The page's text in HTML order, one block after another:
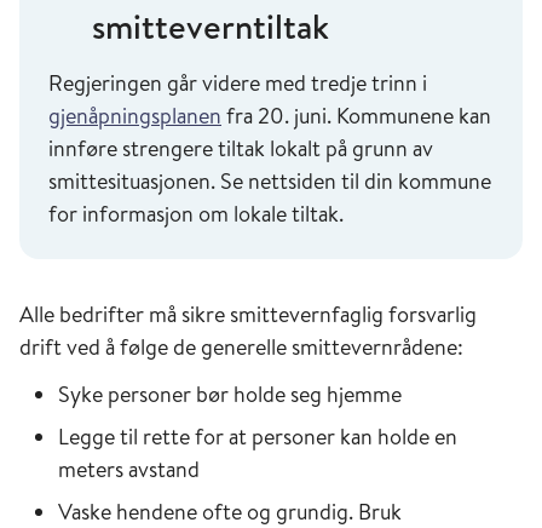
smitteverntiltak
Regjeringen går videre med tredje trinn i
gjenåpningsplanen fra 20. juni. Kommunene kan
innføre strengere tiltak lokalt på grunn av
smittesituasjonen. Se nettsiden til din kommune
for informasjon om lokale tiltak.
Alle bedrifter må sikre smittevernfaglig forsvarlig
drift ved å følge de generelle smittevernrådene:
Syke personer bør holde seg hjemme
Legge til rette for at personer kan holde en
meters avstand
Vaske hendene ofte og grundig. Bruk